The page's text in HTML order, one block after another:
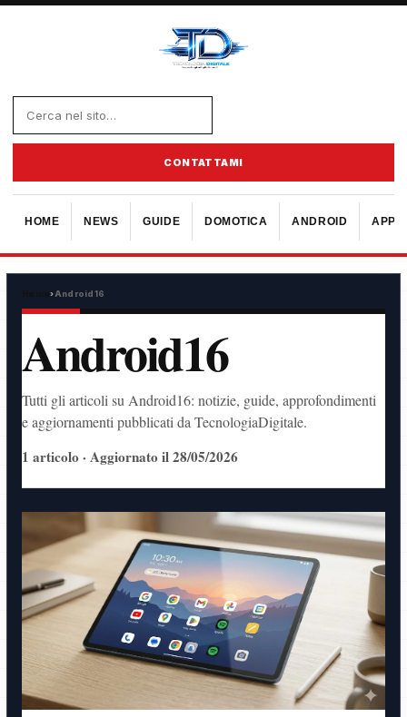
CONTATTAMI
HOME NEWS GUIDE DOMOTICA ANDROID
Home›Android16
Android16
Tutti gli articoli su Android16: notizie, guide, approfondimenti
e aggiornamenti pubblicati da TecnologiaDigitale.
1 articolo · Aggiornato il 28/05/2026